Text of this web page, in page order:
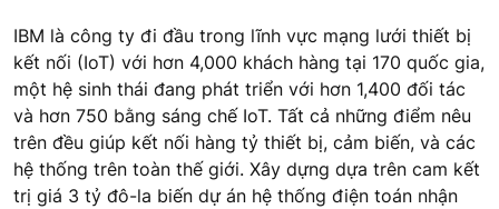
IBM là công ty đi đầu trong lĩnh vực mạng lưới thiết bị
kết nối (IoT) với hơn 4,000 khách hàng tại 170 quốc gia,
một hệ sinh thái đang phát triển với hơn 1,400 đối tác
và hơn 750 bằng sáng chế IoT. Tất cả những điểm nêu
trên đều giúp kết nối hàng tỷ thiết bị, cảm biến, và các
hệ thống trên toàn thế giới. Xây dựng dựa trên cam kết
trị giá 3 tỷ đô-la biến dự án hệ thống điện toán nhận